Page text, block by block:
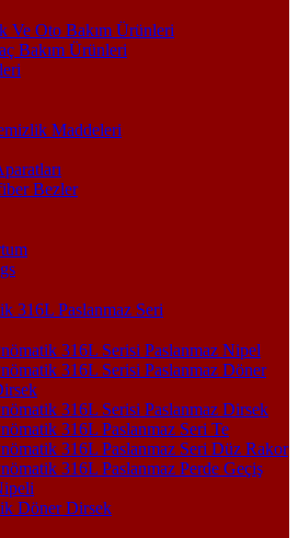
Ve Oto Bakım Ürünleri
Bakım Ürünleri
Maddeleri
Bezler
316L Paslanmaz Seri
316L Serisi Paslanmaz Nipel
316L Serisi Paslanmaz Döner
316L Serisi Paslanmaz Dirsek
316L Paslanmaz Seri Te
316L Paslanmaz Seri Düz Rakor
316L Paslanmaz Perde Geçiş
Döner Dirsek